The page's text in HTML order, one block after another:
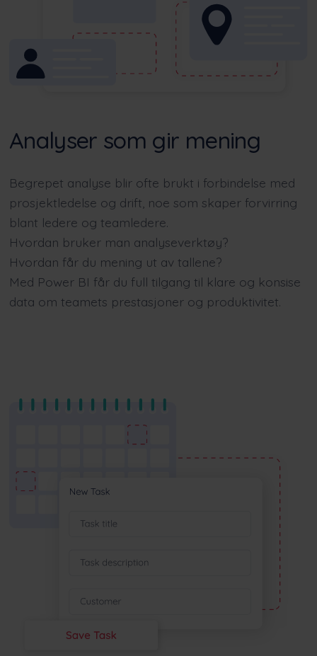
Analyser som gir mening
Begrepet analyse blir ofte brukt i forbindelse med
prosjektledelse og drift, noe som skaper forvirring
blant ledere og teamledere.
Hvordan bruker man analyseverktøy?
Hvordan får du mening ut av tallene?
Med Power BI får du full tilgang til klare og konsise
data om teamets prestasjoner og produktivitet.